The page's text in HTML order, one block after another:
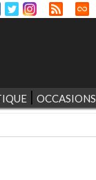
OCCASIONS